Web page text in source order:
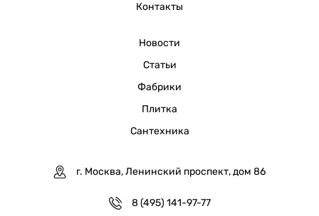
Контакты
Новости
Статьи
Фабрики
Плитка
Сантехника
г. Москва, Ленинский проспект, дом 86
8 (495) 141-97-77